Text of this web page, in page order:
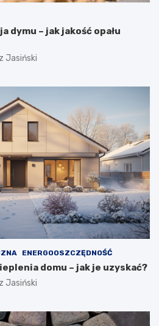
dymu – jak jakość opału
Jasiński
ENERGOOSZCZĘDNOŚĆ
domu – jak je uzyskać?
Jasiński